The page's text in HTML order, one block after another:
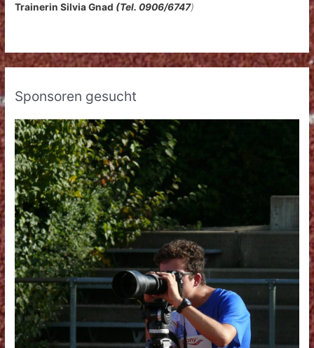
Trainerin Silvia Gnad (Tel. 0906/6747)
Sponsoren gesucht